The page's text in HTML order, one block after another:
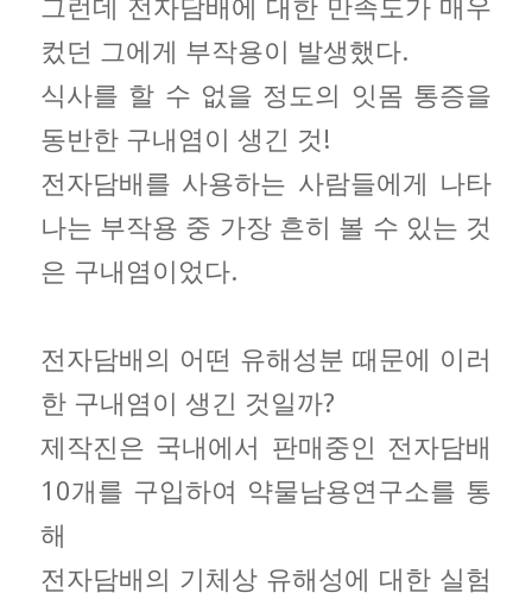
컸던 그에게 부작용이 발생했다.
식사를 할 수 없을 정도의 잇몸 통증을
동반한 구내염이 생긴 것!
전자담배를 사용하는 사람들에게 나타
나는 부작용 중 가장 흔히 볼 수 있는 것
은 구내염이었다.
전자담배의 어떤 유해성분 때문에 이러
한 구내염이 생긴 것일까?
제작진은 국내에서 판매중인 전자담배
10개를 구입하여 약물남용연구소를 통
해
전자담배의 기체상 유해성에 대한 실험